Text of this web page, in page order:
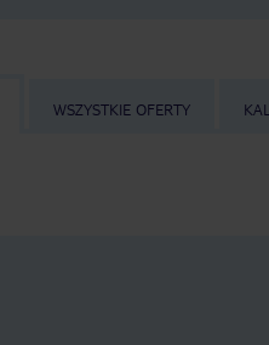
WSZYSTKIE OFERTY